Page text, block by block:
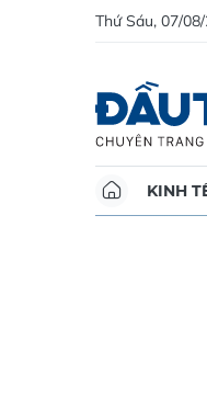
Thứ Sáu, 07/
KINH